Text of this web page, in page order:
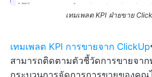
เทมเพลต KPI ฝ่ายขาย
เทมเพลต KPI การขายจาก ClickUp
สามารถติดตามตัวชี้วัดการขายจา
กระบวนการจัดการการขายของคุณ